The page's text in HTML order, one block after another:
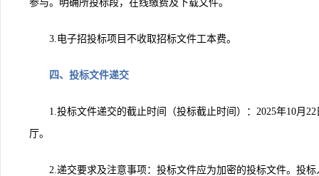
参与。明确所投标段，在线缴费及下载文件。
3.电子招投标项目不收取招标文件工本费。
四、投标文件递交
1.投标文件递交的截止时间（投标截止时间）： 2025年10月 22
厅。
2.递交要求及注意事项：投标文件应为加密的投标文件。投